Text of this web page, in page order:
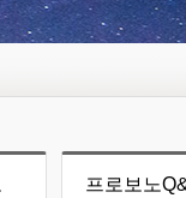
프로보노